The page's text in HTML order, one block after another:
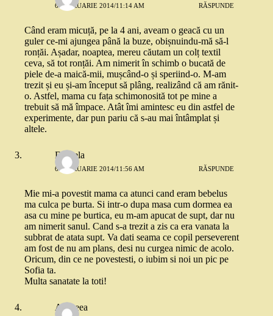
6 FEBRUARIE 2014/11:14 AM RĂSPUNDE
Când eram micuță, pe la 4 ani, aveam o geacă cu un
guler ce-mi ajungea până la buze, obișnuindu-mă să-l
ronțăi. Așadar, noaptea, mereu căutam un colț textil
ceva, să tot ronțăi. Am nimerit în schimb o bucată de
piele de-a maică-mii, mușcând-o și speriind-o. M-am
trezit și eu și-am început să plâng, realizând că am rănit-
o. Astfel, mama cu fața schimonosită tot pe mine a
trebuit să mă împace. Atât îmi amintesc eu din astfel de
experimente, dar pun pariu că s-au mai întâmplat și
altele.
Daniela
6 FEBRUARIE 2014/11:56 AM RĂSPUNDE
Mie mi-a povestit mama ca atunci cand eram bebelus
ma culca pe burta. Si intr-o dupa masa cum dormea ea
asa cu mine pe burtica, eu m-am apucat de supt, dar nu
am nimerit sanul. Cand s-a trezit a zis ca era vanata la
subbrat de atata supt. Va dati seama ce copil perseverent
am fost de nu am plans, desi nu curgea nimic de acolo.
Oricum, din ce ne povestesti, o iubim si noi un pic pe
Sofia ta.
Multa sanatate la toti!
Andreea